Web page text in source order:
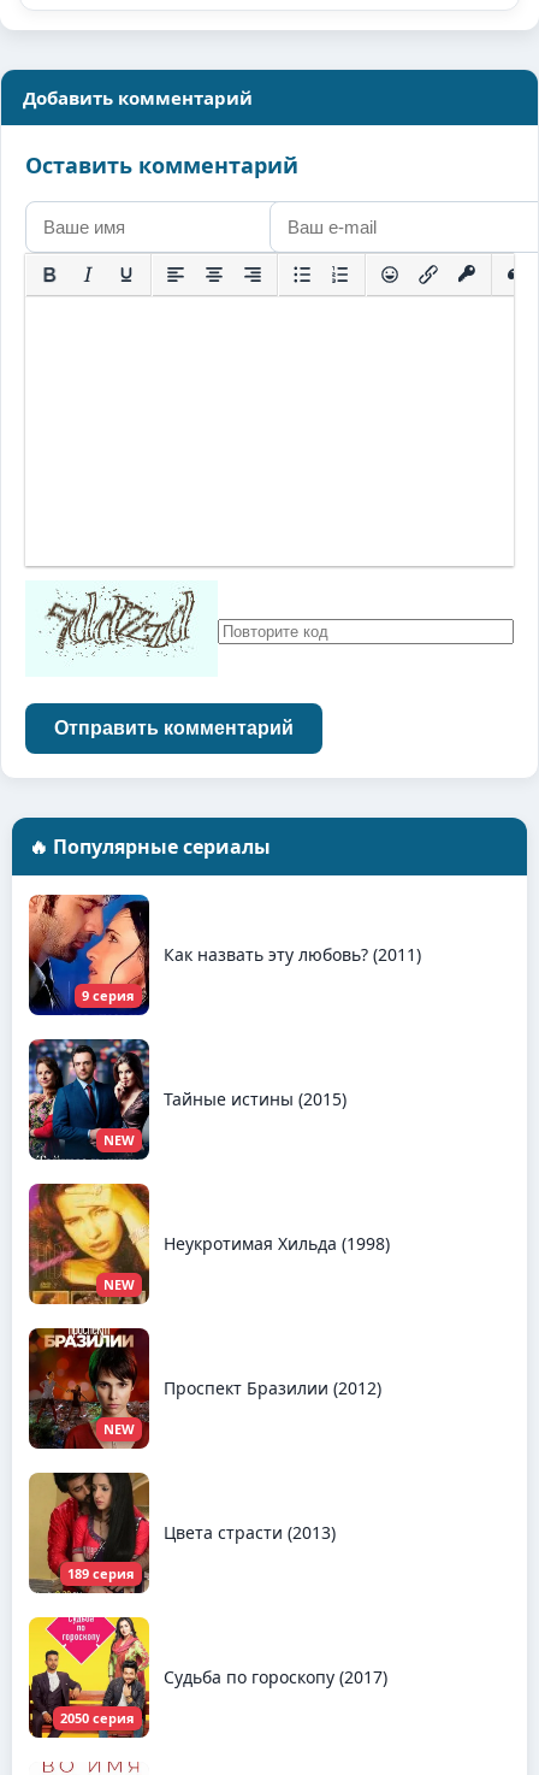
Добавить комментарий
Оставить комментарий
Отправить комментарий
🔥 Популярные сериалы
9 серия
Как назвать эту любовь? (2011)
NEW
Тайные истины (2015)
NEW
Неукротимая Хильда (1998)
NEW
Проспект Бразилии (2012)
189 серия
Цвета страсти (2013)
2050 серия
Судьба по гороскопу (2017)